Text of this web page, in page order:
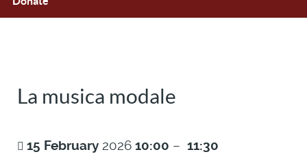
La musica modale
15 February 2026 10:00 – 11:30